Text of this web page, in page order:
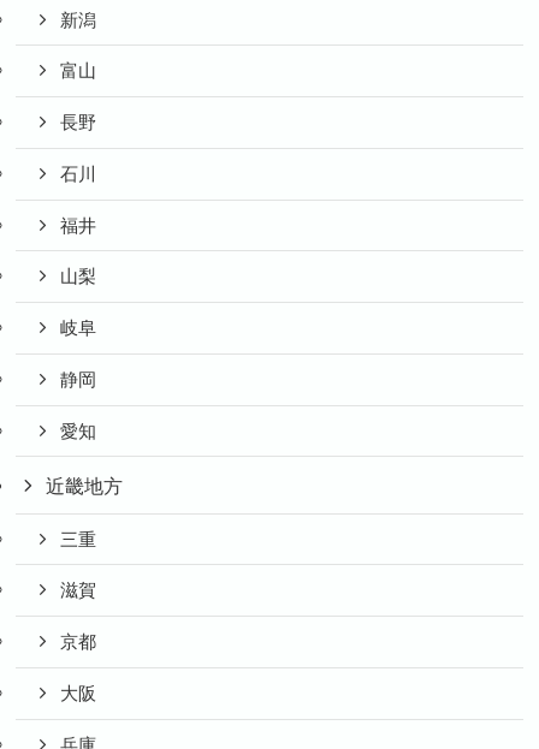
新潟
富山
長野
石川
福井
山梨
岐阜
静岡
愛知
近畿地方
三重
滋賀
京都
大阪
兵庫